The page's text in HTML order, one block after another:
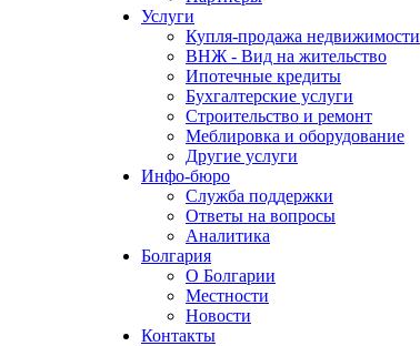
Услуги
Купля-продажа недвижимости
ВНЖ - Вид на жительство
Ипотечные кредиты
Бухгалтерские услуги
Строительство и ремонт
Меблировка и оборудование
Другие услуги
Инфо-бюро
Служба поддержки
Ответы на вопросы
Аналитика
Болгария
О Болгарии
Местности
Новости
Контакты